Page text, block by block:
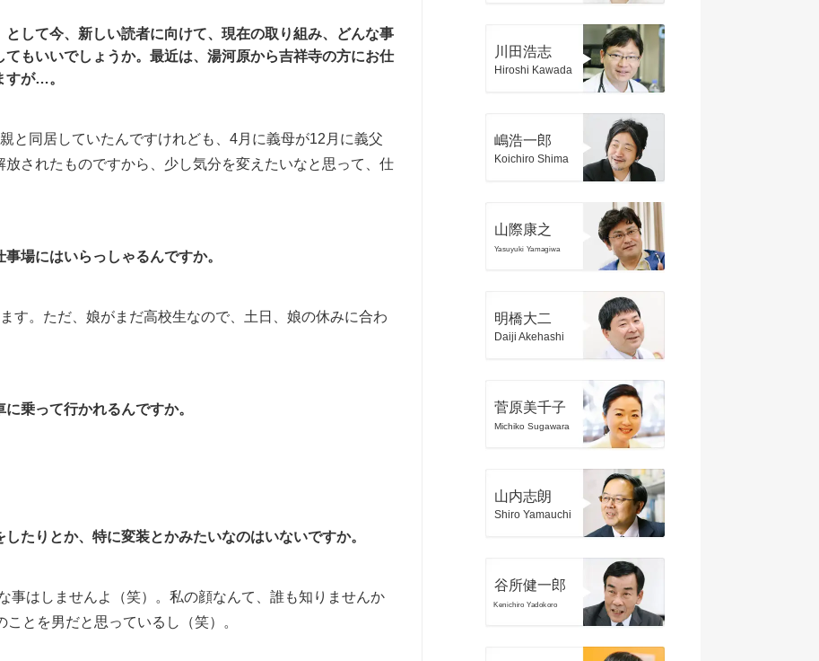
して今、新しい読者に向けて、現在の取り組み、どんな事
もいいでしょうか。最近は、湯河原から吉祥寺の方にお仕
すが…。
と同居していたんですけれども、4月に義母が12月に義父
されたものですから、少し気分を変えたいなと思って、仕
場にはいらっしゃるんですか。
す。ただ、娘がまだ高校生なので、土日、娘の休みに合わ
乗って行かれるんですか。
たりとか、特に変装とかみたいなのはいないですか。
はしませんよ（笑）。私の顔なんて、誰も知りませんか
とを男だと思っているし（笑）。
川田浩志
Hiroshi Kawada
嶋浩一郎
Koichiro Shima
山際康之
Yasuyuki Yamagiwa
明橋大二
Daiji Akehashi
菅原美千子
Michiko Sugawara
山内志朗
Shiro Yamauchi
谷所健一郎
Kenichiro Yadokoro